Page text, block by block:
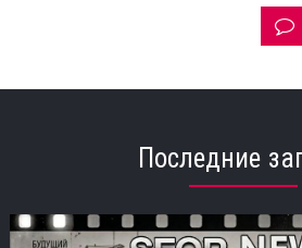
Последние